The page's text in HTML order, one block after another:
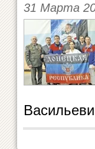
31 Марта